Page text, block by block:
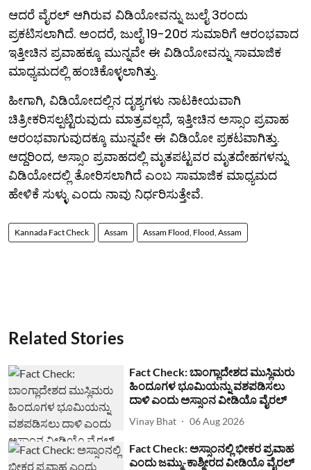
ಆದರೆ ವೈರಲ್ ಆಗಿರುವ ವಿಡಿಯೋವನ್ನು ಜುಲೈ 3ರಂದು
ಪ್ರಕಟಿಸಲಾಗಿದೆ. ಅಂದರೆ, ಜುಲೈ 19-20ರ ಸುಮಾರಿಗೆ ಆರಂಭವಾದ
ಇತ್ತೀಚಿನ ಪ್ರವಾಹಕ್ಕೂ ಮುನ್ನವೇ ಈ ವಿಡಿಯೋವನ್ನು ಸಾಮಾಜಿಕ
ಮಾಧ್ಯಮದಲ್ಲಿ ಹಂಚಿಕೊಳ್ಳಲಾಗಿತ್ತು.
ಹೀಗಾಗಿ, ವಿಡಿಯೋದಲ್ಲಿನ ದೃಶ್ಯಗಳು ನಾಟಕೀಯವಾಗಿ
ಚಿತ್ರೀಕರಿಸಲ್ಪಟ್ಟಿರುವುದು ಮಾತ್ರವಲ್ಲದೆ, ಇತ್ತೀಚಿನ ಅಸ್ಸಾಂ ಪ್ರವಾಹ
ಆರಂಭವಾಗುವುದಕ್ಕೂ ಮುನ್ನವೇ ಈ ವಿಡಿಯೋ ಪ್ರಕಟವಾಗಿತ್ತು.
ಆದ್ದರಿಂದ, ಅಸ್ಸಾಂ ಪ್ರವಾಹದಲ್ಲಿ ಮೃತಪಟ್ಟವರ ಮೃತದೇಹಗಳನ್ನು
ವಿಡಿಯೋದಲ್ಲಿ ತೋರಿಸಲಾಗಿದೆ ಎಂಬ ಸಾಮಾಜಿಕ ಮಾಧ್ಯಮದ
ಹೇಳಿಕೆ ಸುಳ್ಳು ಎಂದು ನಾವು ನಿರ್ಧರಿಸುತ್ತೇವೆ.
Kannada Fact Check Assam Assam Flood, Flood, Assam
Related Stories
Fact Check: ಬಾಂಗ್ಲಾದೇಶದ ಮುಸ್ಲಿಮರು
ಹಿಂದೂಗಳ ಭೂಮಿಯನ್ನು ವಶಪಡಿಸಲು
ದಾಳಿ ಎಂದು ಅಸ್ಸಾಂನ ವೀಡಿಯೊ ವೈರಲ್
Vinay Bhat 06 Aug 2026
Fact Check: ಅಸ್ಸಾಂನಲ್ಲಿ ಭೀಕರ ಪ್ರವಾಹ
ಎಂದು ಜಮ್ಮು-ಕಾಶ್ಮೀರದ ವೀಡಿಯೊ ವೈರಲ್